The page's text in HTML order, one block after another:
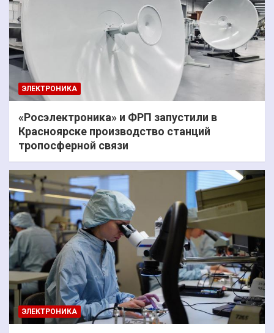
ЭЛЕКТРОНИКА
«Росэлектроника» и ФРП запустили в
Красноярске производство станций
тропосферной связи
ЭЛЕКТРОНИКА